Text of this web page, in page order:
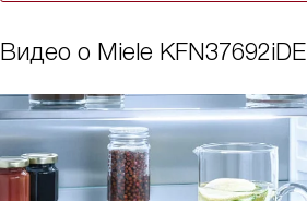
Видео о Miele KFN37692iDE